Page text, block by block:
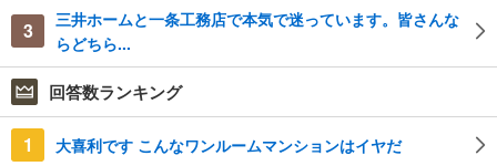
3
三井ホームと一条工務店で本気で迷っています。皆さんな
らどちら...
回答数ランキング
1 大喜利です こんなワンルームマンションはイヤだ